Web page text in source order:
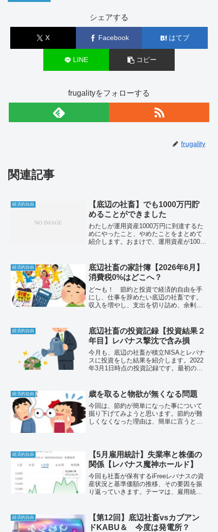
シェアする
X Facebook はてブ
LINE コピー
frugalityをフォローする
frugality
関連記事
経済的自由
【底辺の社畜】でも1000万円貯
めることができました
わたしが運用資産1000万円に到達するた
めにやったこと、やめたことをまとめて
紹介します。おまけで、運用資産が1000
経済的自由
底辺社畜の家計簿【2026年6月】
消費税0%はどこへ？
ど〜も！ 節約と投資で経済的自由を手
にし、仕事を辞めたい底辺の社畜です。
収入を増やし、支出を切り詰め、余剰資
上手くいっていませんが、節約はかなり
高いレベルに到達した自負が...
経済的自由
底辺社畜の投資記録【投資結果２
年目】レバナス撃沈で含み損
今月も、底辺の社畜が積立NISAとレバナ
スに投資をした結果を紹介します。2022
年3月1日時点の投資記録です。最初の積
公開しています。
経済的自由 歳を取ると物欲が無くなる問題
今回は、節約が簡単になった事について
掘り下げてみようと思います。節約が難
しくなくなった理由は、簡単に言うと、
うか？気になりますよね？
経済的自由
【5月雇用統計】失業率と株価の
関係【レバナス魔神ホールド】
今回も社畜が保有するiFreeレバナスの資
産状況と基準価額の推移、その要因を振
り返っていきます。テーマは、雇用統計
も公開しています。経済的自由を目指し
て！
経済的自由
【第12回】底辺社畜vsカブアン
ドKABU＆ 今度は発電所？